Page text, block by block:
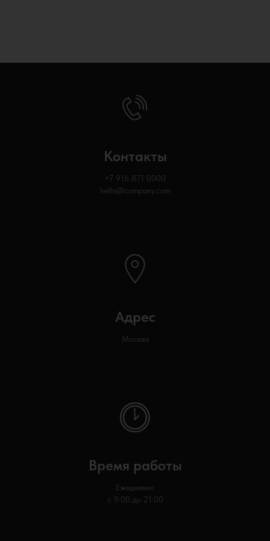
Контакты
+7 916 871 0000
hello@company.com
Адрес
Москва
Время работы
Ежедневно
с 9:00 до 21:00